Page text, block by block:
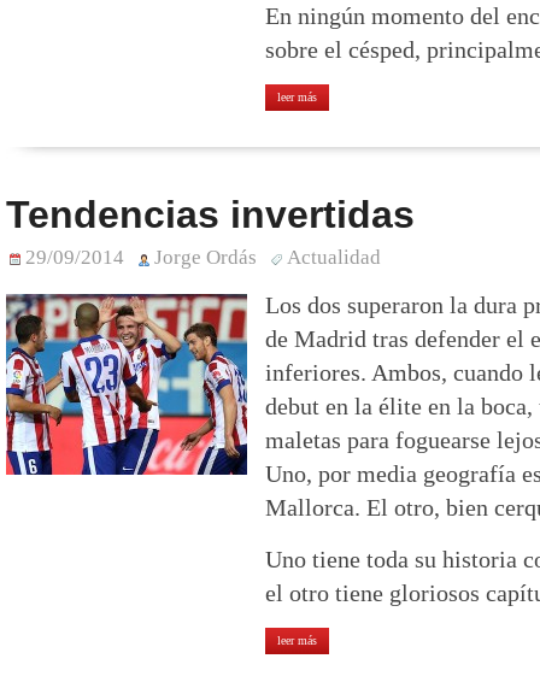
En ningún momento del
sobre el césped,
leer más
Tendencias invertidas
29/09/2014 Jorge Ordás Actualidad
Los dos superaron la dura
de Madrid tras defender el
inferiores. Ambos, cuando
debut en la élite en la
maletas para foguearse
Uno, por media geografía
Mallorca. El otro, bien
Uno tiene toda su historia
el otro tiene gloriosos
leer más